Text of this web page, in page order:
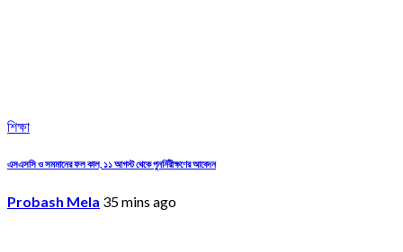
শিক্ষা
এসএসসি ও সমমানের ফল কাল, ১১ আগস্ট থেকে পুনর্নিরীক্ষণের আবেদন
Probash Mela 35 mins ago